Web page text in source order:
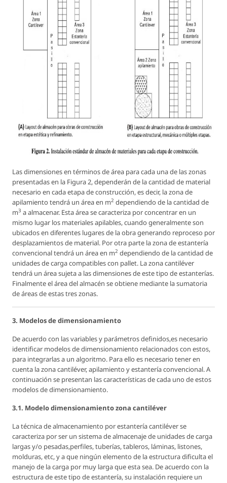
Las dimensiones en términos de área para cada una de las zonas
presentadas en la Figura 2, dependerán de la cantidad de material
necesario en cada etapa de construcción, es decir, la zona de
apilamiento tendrá un área en m2 dependiendo de la cantidad de
m3 a almacenar. Esta área se caracteriza por concentrar en un
mismo lugar los materiales apilables, cuando generalmente son
ubicados en diferentes lugares de la obra generando reproceso por
desplazamientos de material. Por otra parte la zona de estantería
convencional tendrá un área en m2 dependiendo de la cantidad de
unidades de carga compatibles con pallet. La zona cantiléver
tendrá un área sujeta a las dimensiones de este tipo de estanterías.
Finalmente el área del almacén se obtiene mediante la sumatoria
de áreas de estas tres zonas.
3. Modelos de dimensionamiento
De acuerdo con las variables y parámetros definidos,es necesario
identificar modelos de dimensionamiento relacionados con estos,
para integrarlas a un algoritmo. Para ello es necesario tener en
cuenta la zona cantiléver, apilamiento y estantería convencional. A
continuación se presentan las características de cada uno de estos
modelos de dimensionamiento.
3.1. Modelo dimensionamiento zona cantiléver
La técnica de almacenamiento por estantería cantiléver se
caracteriza por ser un sistema de almacenaje de unidades de carga
largas y/o pesadas,perfiles, tuberías, tableros, láminas, listones,
molduras, etc, y a que ningún elemento de la estructura dificulta el
manejo de la carga por muy larga que esta sea. De acuerdo con la
estructura de este tipo de estantería, su instalación requiere un